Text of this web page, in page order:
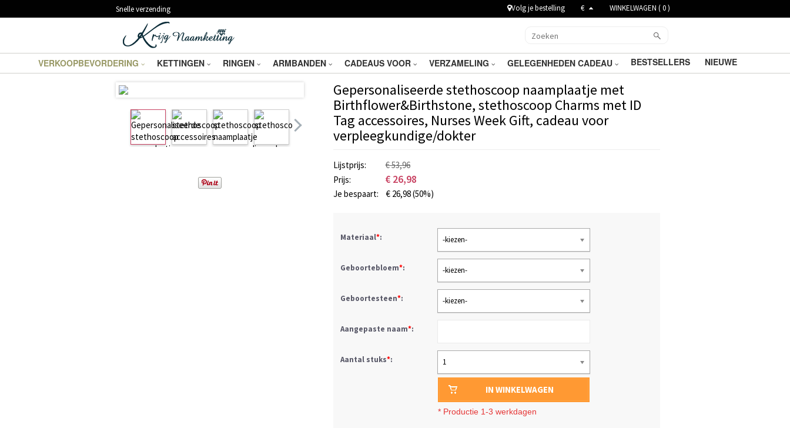
Snelle verzending Volg je bestelling € WINKELWAGEN (0)
VERKOOPBEVORDERING KETTINGEN RINGEN ARMBANDEN CADEAUS VOOR VERZAMELING GELEGENHEDEN CADEAU BESTSELLERS NIEUWE
Gepersonaliseerde stethoscoop naamplaatje met
Birthflower&Birthstone, stethoscoop Charms met ID
Tag accessoires, Nurses Week Gift, cadeau voor
verpleegkundige/dokter
Lijstprijs:
€ 53,96
Prijs:
€ 26,98
Je bespaart: € 26,98(50%)
Materiaal*: -kiezen-
Geboortebloem*: -kiezen-
Geboortesteen*: -kiezen-
Aangepaste naam*:
Aantal stuks*: 1
IN WINKELWAGEN
* Productie 1-3 werkdagen